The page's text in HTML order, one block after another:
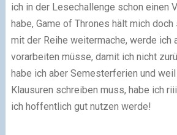
ich in der Lesechallenge schon einen
habe, Game of Thrones hält mich
mit der Reihe weitermache, werde ich
vorarbeiten müsse, damit ich nicht
habe ich aber Semesterferien und
Klausuren schreiben muss, habe ich
ich hoffentlich gut nutzen werde!